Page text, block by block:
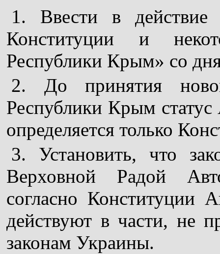
1. Ввести в
Конституции и
Республики Крым» со
2. До принятия
Республики Крым
определяется только
3. Установить, что
Верховной Радой
согласно Конституции
действуют в части, не
законам Украины.